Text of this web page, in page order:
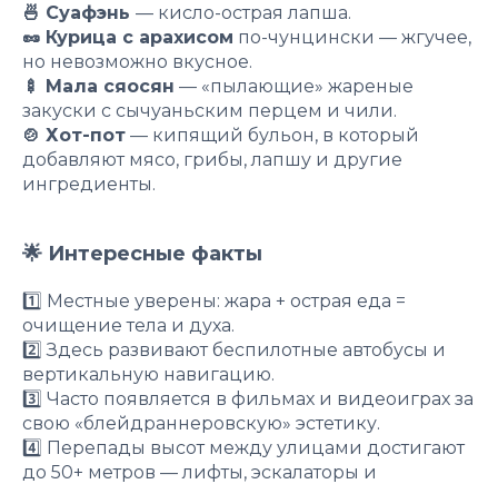
🍜 Суафэнь — кисло-острая лапша.
🥜 Курица с арахисом по-чунцински — жгучее,
но невозможно вкусное.
🍢 Мала сяосян — «пылающие» жареные
закуски с сычуаньским перцем и чили.
🍲 Хот-пот — кипящий бульон, в который
добавляют мясо, грибы, лапшу и другие
ингредиенты.
🌟 Интересные факты
1️⃣ Местные уверены: жара + острая еда =
очищение тела и духа.
2️⃣ Здесь развивают беспилотные автобусы и
вертикальную навигацию.
3️⃣ Часто появляется в фильмах и видеоиграх за
свою «блейдраннеровскую» эстетику.
4️⃣ Перепады высот между улицами достигают
до 50+ метров — лифты, эскалаторы и